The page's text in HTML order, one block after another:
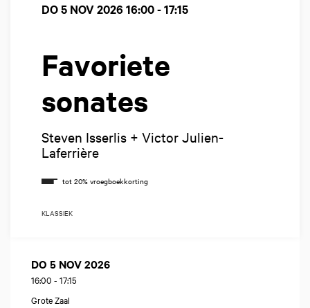
Favoriete
sonates
Steven Isserlis + Victor Julien-
Laferrière
DO 5 NOV 2026 16:00 - 17:15
KLASSIEK
DO 5 NOV 2026
16:00 - 17:15
Grote Zaal